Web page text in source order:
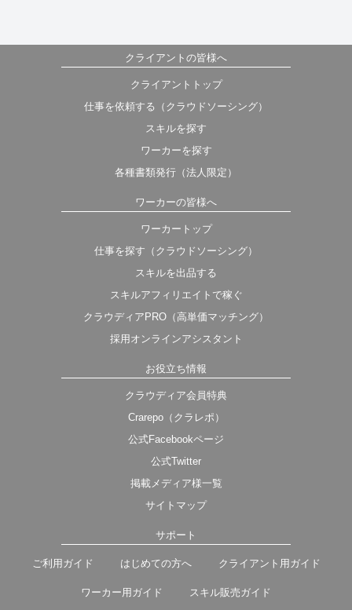
クライアントの皆様へ
クライアントトップ
仕事を依頼する（クラウドソーシング）
スキルを探す
ワーカーを探す
各種書類発行（法人限定）
ワーカーの皆様へ
ワーカートップ
仕事を探す（クラウドソーシング）
スキルを出品する
スキルアフィリエイトで稼ぐ
クラウディアPRO（高単価マッチング）
採用オンラインアシスタント
お役立ち情報
クラウディア会員特典
Crarepo（クラレポ）
公式Facebookページ
公式Twitter
掲載メディア様一覧
サイトマップ
サポート
ご利用ガイド はじめての方へ クライアント用ガイド
ワーカー用ガイド スキル販売ガイド